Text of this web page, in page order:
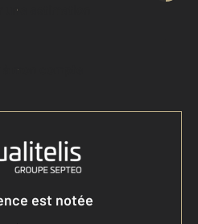
une estimation
à mon compte
est notée